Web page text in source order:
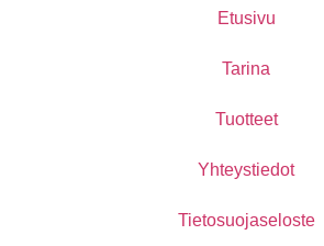
Etusivu
Tarina
Tuotteet
Yhteystiedot
Tietosuojaseloste